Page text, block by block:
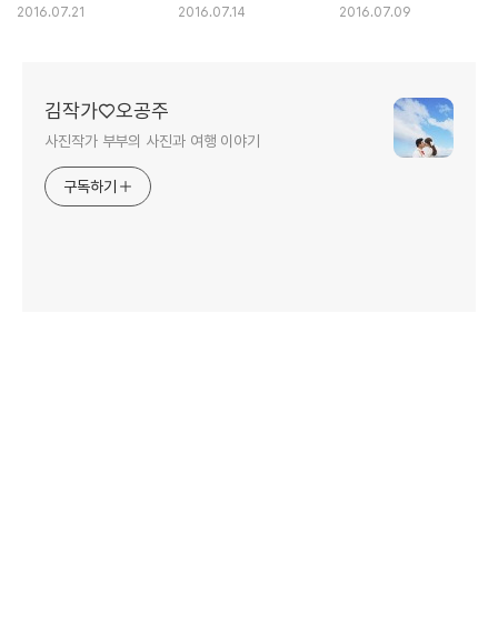
여행~ 아름다웠던 알래스카
2016.07.21
헬기투어에서 만난 풍경들..
2016.07.14
일몰~
2016.07.09
김작가♡오공주
사진작가 부부의 사진과 여행 이야기
구독하기